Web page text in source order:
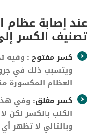
عند إصابة عظام
تصنيف الكسر
كسر مفتوح : وفيه
ويتسبب ذلك في
العظام المكسورة
كسر مغلق: وفي
الكلب بالكسر لكن
وبالتالي لا تظهر